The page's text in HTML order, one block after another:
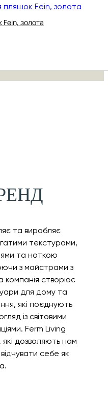
Fein, золота
та виробляє
текстурами,
та ноткою
з майстрами з
компанія створює
для дому та
які поєднують
із світовими
Ferm Living
дозволяють нам
себе як